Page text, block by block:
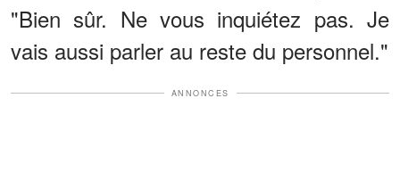
"Bien sûr. Ne vous inquiétez pas. Je
vais aussi parler au reste du personnel."
ANNONCES